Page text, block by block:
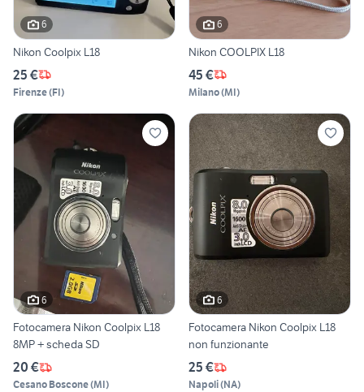
6
Nikon Coolpix L18
25 €
Firenze(FI)
6
Nikon COOLPIX L18
45 €
Milano(MI)
6
Fotocamera Nikon Coolpix L18
8MP + scheda SD
20 €
Cesano Boscone(MI)
6
Fotocamera Nikon Coolpix L18
non funzionante
25 €
Napoli(NA)